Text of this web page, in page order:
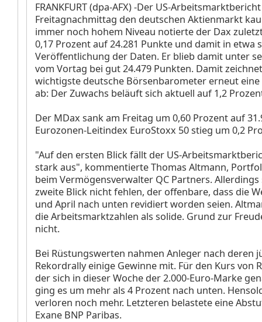
FRANKFURT (dpa-AFX) -Der US-
Freitagnachmittag den deutschen Aktienmarkt
immer noch hohem Niveau notierte der Dax
0,17 Prozent auf 24.281 Punkte und damit in etwa
Veröffentlichung der Daten. Er blieb damit unter
vom Vortag bei gut 24.479 Punkten. Damit
wichtigste deutsche Börsenbarometer erneut eine
ab: Der Zuwachs beläuft sich aktuell auf 1,2
Der MDax sank am Freitag um 0,60 Prozent auf
Eurozonen-Leitindex EuroStoxx 50stieg um 0,2
"Auf den ersten Blick fällt der US-
stark aus", kommentierte Thomas Altmann,
beim Vermögensverwalter QC Partners.
zweite Blick nicht fehlen, der offenbare, dass die
und April nach unten revidiert worden seien.
die Arbeitsmarktzahlen als solide. Grund zur
nicht.
Bei Rüstungswerten nahmen Anleger nach deren
Rekordrally einige Gewinne mit. Für den Kurs von
der sich in dieser Woche der 2.000-Euro-Marke
ging es um mehr als 4 Prozent nach unten.
verloren noch mehr. Letzteren belastete eine
Exane BNP Paribas.